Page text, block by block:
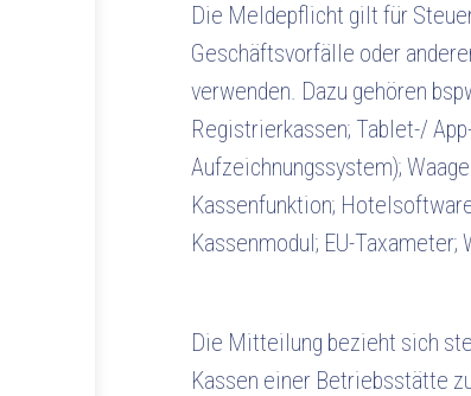
Die Meldepflicht gilt für
Geschäftsvorfälle oder
verwenden. Dazu gehören
Registrierkassen; Tablet-/
Aufzeichnungssystem);
Kassenfunktion;
Kassenmodul; EU-Taxameter;
Die Mitteilung bezieht sich
Kassen einer Betriebsstätte